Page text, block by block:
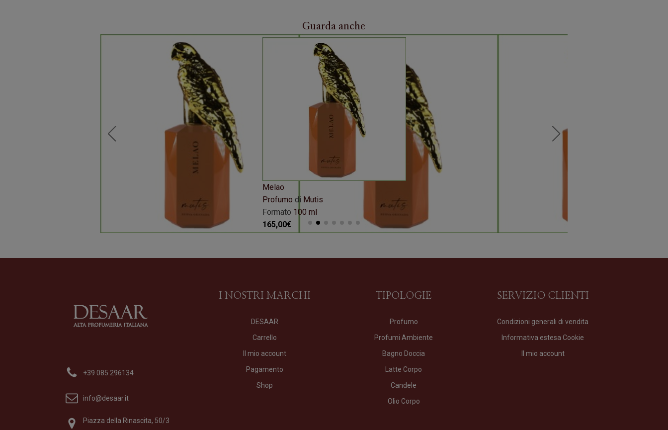
Guarda anche
Melao
Profumo di Mutis
Formato 100 ml
165,00€
+39 085 296134
info@desaar.it
Piazza della Rinascita, 50/3
I NOSTRI MARCHI
DESAAR
Carrello
Il mio account
Pagamento
Shop
TIPOLOGIE
Profumo
Profumi Ambiente
Bagno Doccia
Latte Corpo
Candele
Olio Corpo
SERVIZIO CLIENTI
Condizioni generali di vendita
Informativa estesa Cookie
Il mio account